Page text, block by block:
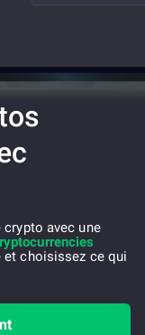
avec une
choisissez ce qui